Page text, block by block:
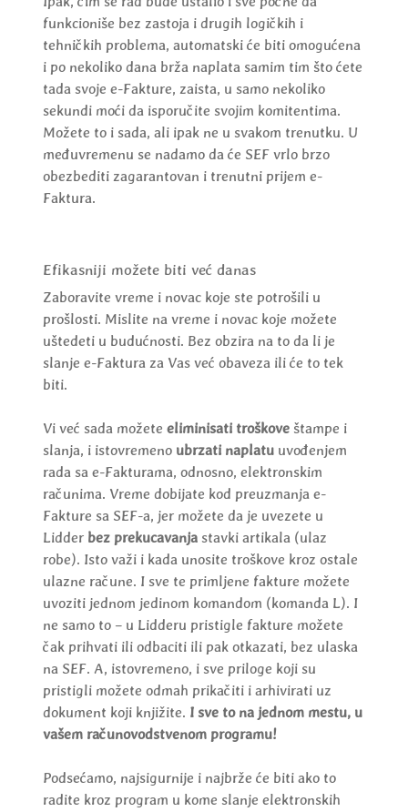
funkcioniše bez zastoja i drugih logičkih i
tehničkih problema, automatski će biti omogućena
i po nekoliko dana brža naplata samim tim što ćete
tada svoje e-Fakture, zaista, u samo nekoliko
sekundi moći da isporučite svojim komitentima.
Možete to i sada, ali ipak ne u svakom trenutku. U
međuvremenu se nadamo da će SEF vrlo brzo
obezbediti zagarantovan i trenutni prijem e-
Faktura.
Efikasniji možete biti već danas
Zaboravite vreme i novac koje ste potrošili u
prošlosti. Mislite na vreme i novac koje možete
uštedeti u budućnosti. Bez obzira na to da li je
slanje e-Faktura za Vas već obaveza ili će to tek
biti.
Vi već sada možete eliminisati troškoveštampe i
slanja, i istovremeno ubrzati naplatuuvođenjem
rada sa e-Fakturama, odnosno, elektronskim
računima. Vreme dobijate kod preuzmanja e-
Fakture sa SEF-a, jer možete da je uvezete u
Lidder bez prekucavanjastavki artikala (ulaz
robe). Isto važi i kada unosite troškove kroz ostale
ulazne račune. I sve te primljene fakture možete
uvoziti jednom jedinom komandom (komanda L). I
ne samo to – u Lidderu pristigle fakture možete
čak prihvati ili odbaciti ili pak otkazati, bez ulaska
na SEF. A, istovremeno, i sve priloge koji su
pristigli možete odmah prikačiti i arhivirati uz
dokument koji knjižite. I sve to na jednom mestu, u
vašem računovodstvenom programu!
Podsećamo, najsigurnije i najbrže će biti ako to
radite kroz program u kome slanje elektronskih